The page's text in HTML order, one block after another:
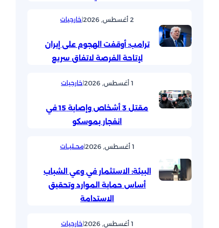
2 أغسطس, 2026 |خارجيات
ترامب: أوقفت الهجوم على إيران
لإتاحة الفرصة لاتفاق سريع
1 أغسطس, 2026 |خارجيات
مقتل 3 أشخاص وإصابة 15 في
انفجار بموسكو
1 أغسطس, 2026 |محــليــات
البيئة: الاستثمار في وعي الشباب
أساس حماية الموارد وتحقيق
الاستدامة
1 أغسطس, 2026 |خارجيات